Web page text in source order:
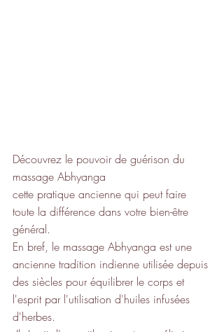
Découvrez le pouvoir de guérison du
massage Abhyanga
cette pratique ancienne qui peut faire
toute la différence dans votre bien-être
général.
En bref, le massage Abhyanga est une
ancienne tradition indienne utilisée depuis
des siècles pour équilibrer le corps et
l'esprit par l'utilisation d'huiles infusées
d'herbes.